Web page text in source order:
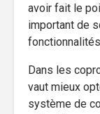
avoir fait le
important de
Dans les
vaut mieux
système de